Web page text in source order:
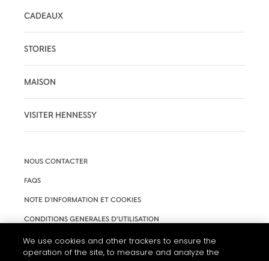
CADEAUX
STORIES
MAISON
VISITER HENNESSY
NOUS CONTACTER
FAQS
NOTE D'INFORMATION ET COOKIES
CONDITIONS GENERALES D’UTILISATION
ACCESSIBILITÉ
PARAMÈTRES DES COOKIES
We use cookies and other trackers to ensure the
operation of the site, to measure and analyze the